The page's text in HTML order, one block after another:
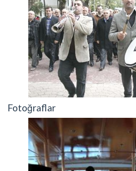
Fotoğraflar